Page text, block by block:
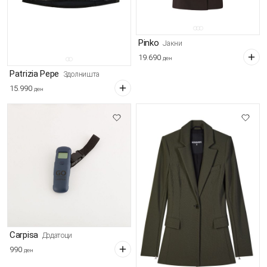
Patrizia Pepe Здолништа
15.990 ден
Pinko Јакни
19.690 ден
Carpisa Додатоци
990 ден